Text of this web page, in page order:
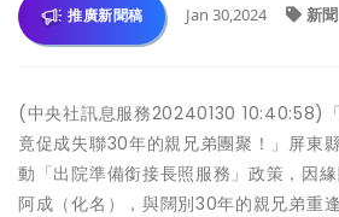
推廣新聞稿 Jan 30,2024 新聞
(中央社訊息服務20240130 10:40:58)
竟促成失聯30年的親兄弟團聚！」屏東
動「出院準備銜接長照服務」政策，因
阿成（化名），與闊別30年的親兄弟重